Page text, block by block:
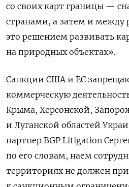
со своих карт границы —
странами, а затем и между
это решением развивать
на природных объектах».
Санкции США и ЕС
коммерческую
Крыма, Херсонской,
и Луганской областей
партнер BGP Litigation
по его словам, наем
территориях не должен